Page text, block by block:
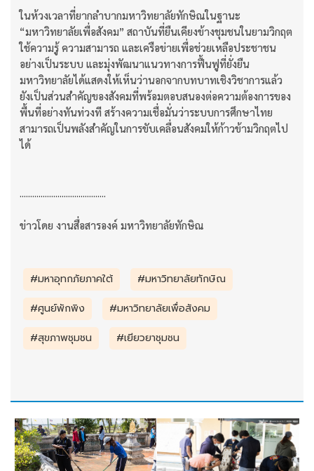
ในห้วงเวลาที่ยากลำบากมหาวิทยาลัยทักษิณในฐานะ
“มหาวิทยาลัยเพื่อสังคม” สถาบันที่ยืนเคียงข้างชุมชนในยามวิกฤต
ใช้ความรู้ ความสามารถ และเครือข่ายเพื่อช่วยเหลือประชาชน
อย่างเป็นระบบ และมุ่งพัฒนาแนวทางการฟื้นฟูที่ยั่งยืน
มหาวิทยาลัยได้แสดงให้เห็นว่านอกจากบทบาทเชิงวิชาการแล้ว
ยังเป็นส่วนสำคัญของสังคมที่พร้อมตอบสนองต่อความต้องการของ
พื้นที่อย่างทันท่วงที สร้างความเชื่อมั่นว่าระบบการศึกษาไทย
สามารถเป็นพลังสำคัญในการขับเคลื่อนสังคมให้ก้าวข้ามวิกฤตไป
ได้
.........................................
ข่าวโดย งานสื่อสารองค์ มหาวิทยาลัยทักษิณ
#มหาอุทกภัยภาคใต้
#มหาวิทยาลัยทักษิณ
#ศูนย์พักพิง
#มหาวิทยาลัยเพื่อสังคม
#สุขภาพชุมชน
#เยียวยาชุมชน